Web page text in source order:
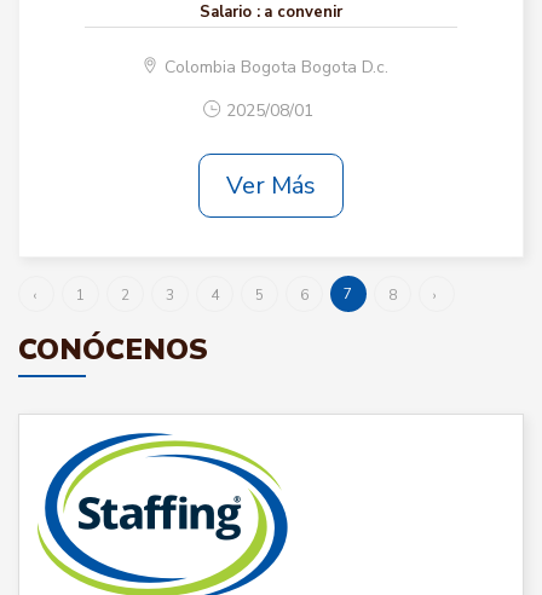
Salario : a convenir
Colombia Bogota Bogota D.c.
2025/08/01
Ver Más
‹ 1 2 3 4 5 6 7 8 ›
CONÓCENOS